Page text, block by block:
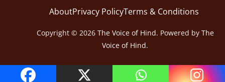
AboutPrivacy PolicyTerms & Conditions
Copyright © 2026 The Voice of Hind. Powered by The
Voice of Hind.